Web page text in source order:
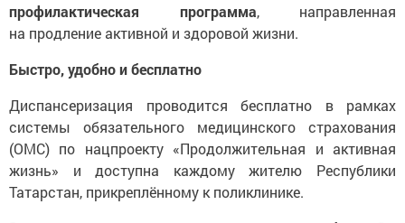
профилактическая программа, направленная
на продление активной и здоровой жизни.
Быстро, удобно и бесплатно
Диспансеризация проводится бесплатно в рамках
системы обязательного медицинского страхования
(ОМС) по нацпроекту «Продолжительная и активная
жизнь» и доступна каждому жителю Республики
Татарстан, прикреплённому к поликлинике.